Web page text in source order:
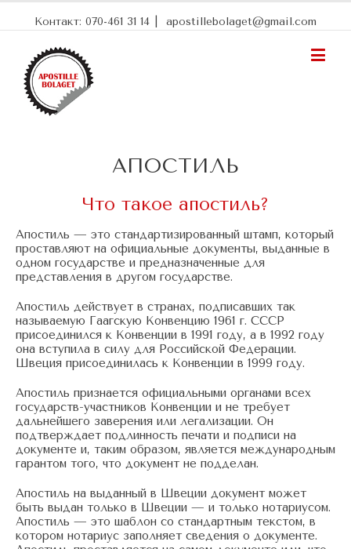
Контакт: 070-461 31 14 apostillebolaget@gmail.com
АПОСТИЛЬ
Что такое апостиль?
Апостиль — это стандартизированный штамп, который
проставляют на официальные документы, выданные в
одном государстве и предназначенные для
представления в другом государстве.
Апостиль действует в странах, подписавших так
называемую Гаагскую Конвенцию 1961 г. СССР
присоединился к Конвенции в 1991 году, а в 1992 году
она вступила в силу для Российской Федерации.
Швеция присоединилась к Конвенции в 1999 году.
Апостиль признается официальными органами всех
государств-участников Конвенции и не требует
дальнейшего заверения или легализации. Он
подтверждает подлинность печати и подписи на
документе и, таким образом, являетcя международным
гарантом того, что документ не подделан.
Апостиль на выданный в Швеции документ может
быть выдан только в Швеции — и только нотариусом.
Апостиль — это шаблон со стандартным текстом, в
котором нотариус заполняет сведения о документе.